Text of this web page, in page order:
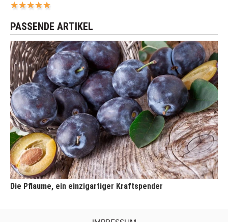
PASSENDE ARTIKEL
Die Pflaume, ein einzigartiger Kraftspender